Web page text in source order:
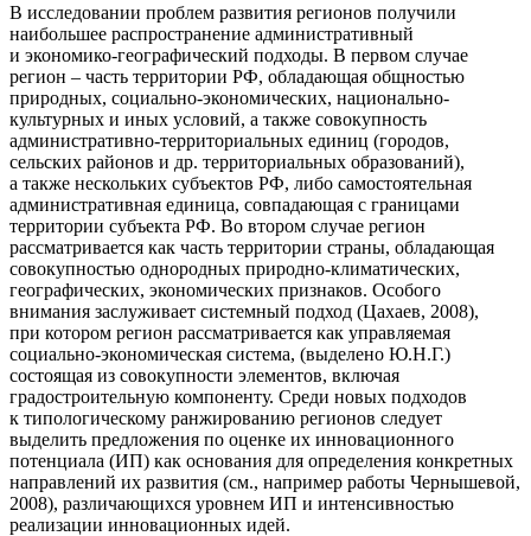
В исследовании проблем развития регионов получили
наибольшее распространение административный
и экономико-географический подходы. В первом случае
регион – часть территории РФ, обладающая общностью
природных, социально-экономических, национально-
культурных и иных условий, а также совокупность
административно-территориальных единиц (городов,
сельских районов и др. территориальных образований),
а также нескольких субъектов РФ, либо самостоятельная
административная единица, совпадающая с границами
территории субъекта РФ. Во втором случае регион
рассматривается как часть территории страны, обладающая
совокупностью однородных природно-климатических,
географических, экономических признаков. Особого
внимания заслуживает системный подход (Цахаев, 2008),
при котором регион рассматривается как управляемая
социально-экономическая система, (выделено Ю.Н.Г.)
состоящая из совокупности элементов, включая
градостроительную компоненту. Среди новых подходов
к типологическому ранжированию регионов следует
выделить предложения по оценке их инновационного
потенциала (ИП) как основания для определения конкретных
направлений их развития (см., например работы Чернышевой,
2008), различающихся уровнем ИП и интенсивностью
реализации инновационных идей.